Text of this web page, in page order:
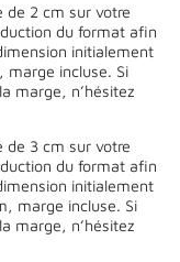
de 2 cm sur votre
du format afin
initialement
marge incluse. Si
marge, n’hésitez
de 3 cm sur votre
du format afin
initialement
marge incluse. Si
marge, n’hésitez